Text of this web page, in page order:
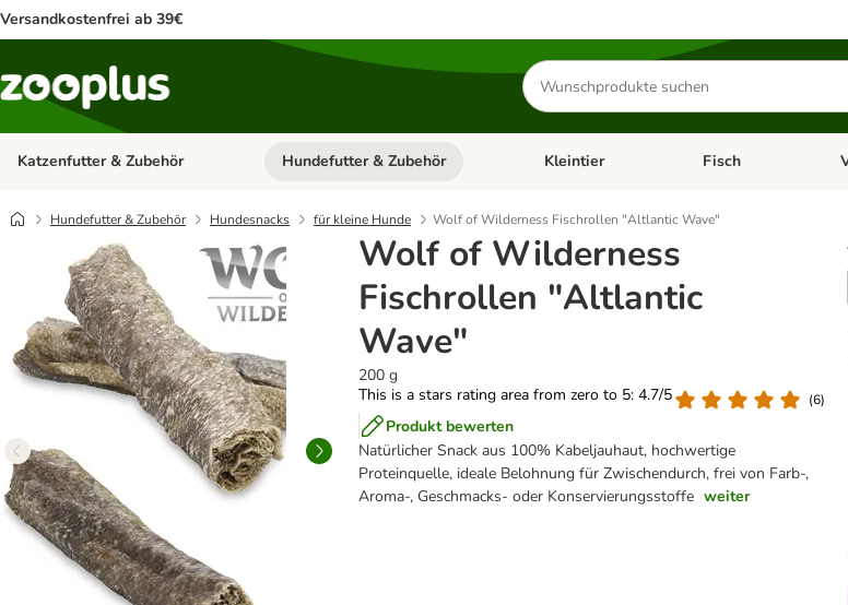
Versandkostenfrei ab 39€
Produkte
suchen
Katzenfutter & Zubehör Kategorie-Menü öffnen: Katzenfutter & Zubehör
Hundefutter & Zubehör Kategorie-Menü öffnen: Hundefutter &
Kleintier Kategorie-Menü öffnen:
Fisch
Hundefutter & Zubehör Hundesnacks für kleine Hunde Wolf of Wilderness Fischrollen "Altlantic Wave"
Wolf of Wilderness
Fischrollen "Altlantic
Wave"
200 g
This is a stars rating area from zero to 5: 4.7/5
(6)
Produkt bewerten
Natürlicher Snack aus 100% Kabeljauhaut, hochwertige
Proteinquelle, ideale Belohnung für Zwischendurch, frei von Farb-,
Aroma-, Geschmacks- oder Konservierungsstoffe weiter